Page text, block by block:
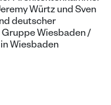
Würtz und Sven
deutscher
Wiesbaden /
Wiesbaden